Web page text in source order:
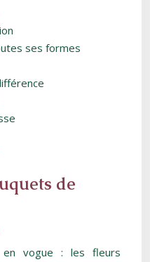
ses formes
de
en vogue : les fleurs